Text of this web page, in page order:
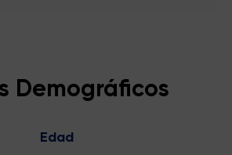
Demográficos
Edad